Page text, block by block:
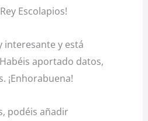
Escolapios!
interesante y está
aportado datos,
¡Enhorabuena!
podéis añadir